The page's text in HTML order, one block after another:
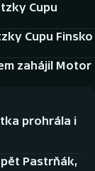
Cupu
Cupu Finsko
zahájil Motor
prohrála i
Pastrňák,